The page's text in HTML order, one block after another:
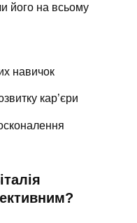
його на всьому
навичок
кар’єри